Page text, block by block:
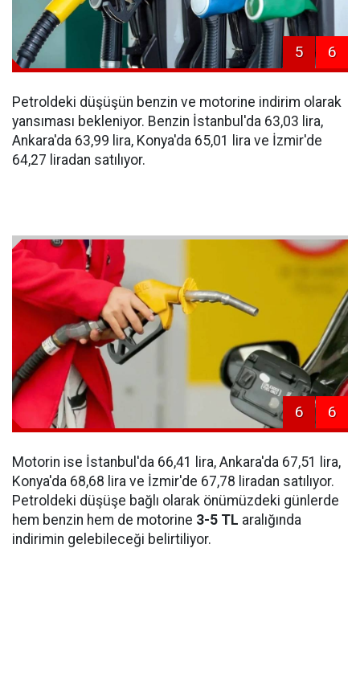
5 6
Petroldeki düşüşün benzin ve motorine indirim olarak
yansıması bekleniyor. Benzin İstanbul'da 63,03 lira,
Ankara'da 63,99 lira, Konya'da 65,01 lira ve İzmir'de
64,27 liradan satılıyor.
6 6
Motorin ise İstanbul'da 66,41 lira, Ankara'da 67,51 lira,
Konya'da 68,68 lira ve İzmir'de 67,78 liradan satılıyor.
Petroldeki düşüşe bağlı olarak önümüzdeki günlerde
hem benzin hem de motorine 3-5 TL aralığında
indirimin gelebileceği belirtiliyor.